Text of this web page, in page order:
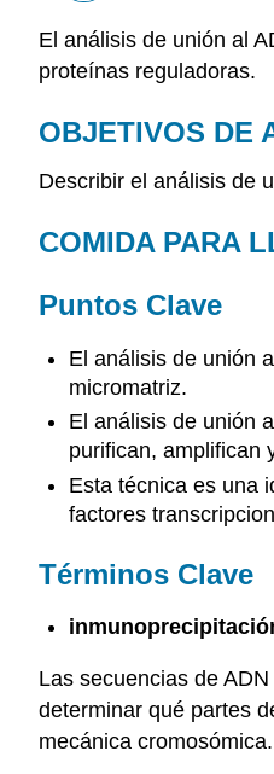
El análisis de unión al
proteínas reguladoras.
OBJETIVOS DE
Describir el análisis de
COMIDA PARA
Puntos Clave
El análisis de unión
micromatriz.
El análisis de unión
purifican, amplifican
Esta técnica es una
factores
Términos Clave
Las secuencias de
determinar qué partes
mecánica cromosómica.